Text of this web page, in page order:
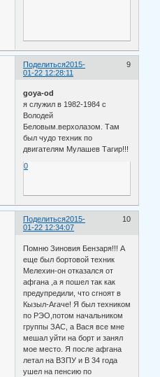
Поделиться 9
2015-
01-22 12:28:11
goya-od
я служил в 1982-1984 с
Володей
Беловым.верхолазом. Там
был чудо техник по
двигателям Мулашев Тагир!!!
0
Поделиться 10
2015-
01-22 12:34:07
Помню Зиновия Бензаря!!! А
еще был бортовой техник
Мелехин-он отказался от
афгана ,а я пошел так как
предупредили, что сгноят в
Кызыл-Агаче! Я был техником
по РЭО,потом начальником
группы ЗАС, а Вася все мне
мешал уйти на борт и занял
мое место. Я после афгана
летал на ВЗПУ и В 34 года
ушел на пенсию по